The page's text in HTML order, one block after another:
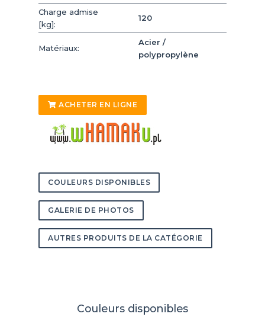
Charge admise
[kg]:
120
Matériaux:
Acier /
polypropylène
ACHETER EN LIGNE
COULEURS DISPONIBLES
GALERIE DE PHOTOS
AUTRES PRODUITS DE LA CATÉGORIE
Couleurs disponibles